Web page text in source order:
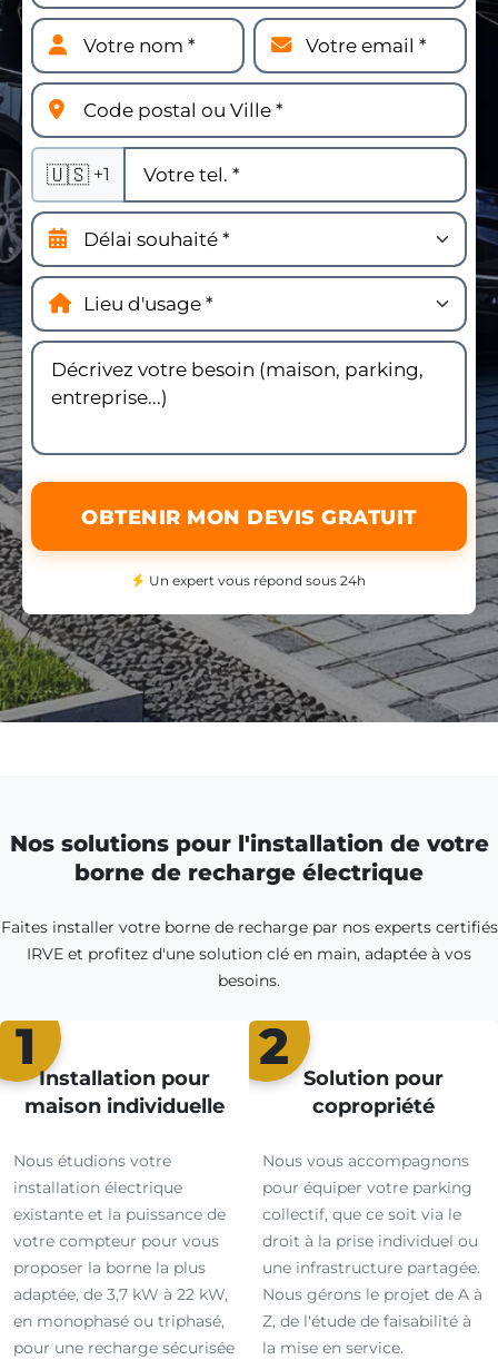
🇺🇸 +1
OBTENIR MON DEVIS GRATUIT
Un expert vous répond sous 24h
Nos solutions pour l'installation de votre
borne de recharge électrique
Faites installer votre borne de recharge par nos experts certifiés
IRVE et profitez d'une solution clé en main, adaptée à vos
besoins.
1
Installation pour
maison individuelle
Nous étudions votre
installation électrique
existante et la puissance de
votre compteur pour vous
proposer la borne la plus
adaptée, de 3,7 kW à 22 kW,
en monophasé ou triphasé,
pour une recharge sécurisée
2
Solution pour
copropriété
Nous vous accompagnons
pour équiper votre parking
collectif, que ce soit via le
droit à la prise individuel ou
une infrastructure partagée.
Nous gérons le projet de A à
Z, de l'étude de faisabilité à
la mise en service.